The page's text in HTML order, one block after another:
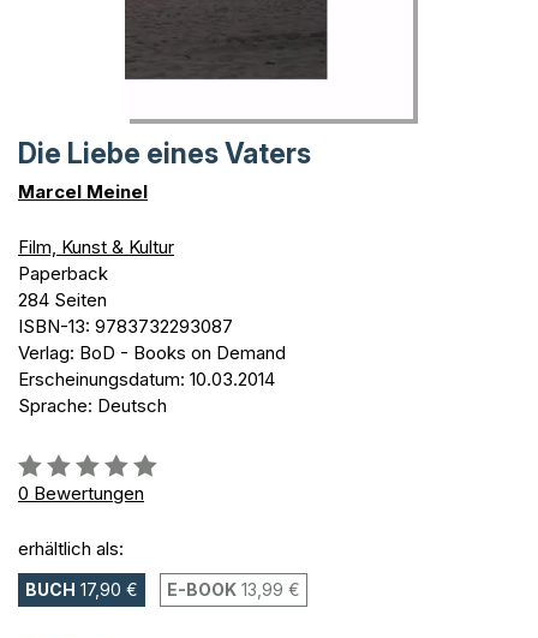
Die Liebe eines Vaters
Marcel Meinel
Film, Kunst & Kultur
Paperback
284 Seiten
ISBN-13: 9783732293087
Verlag: BoD - Books on Demand
Erscheinungsdatum: 10.03.2014
Sprache: Deutsch
Bewertung::
0%
0 Bewertungen
erhältlich als:
BUCH 17,90 € E-BOOK 13,99 €